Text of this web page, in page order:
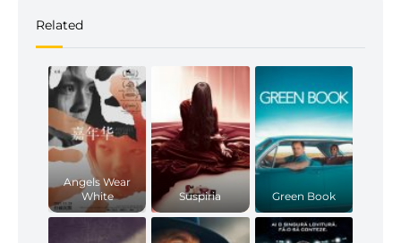
Related
Angels Wear
White
Suspiria Green Book